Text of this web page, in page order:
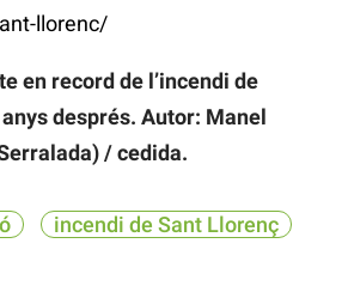
llorenc/
en record de l’incendi de
després. Autor: Manel
/ cedida.
incendi de Sant Llorenç